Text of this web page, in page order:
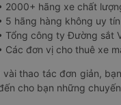
2000+ hãng xe chất
5 hãng hàng không uy
Tổng công ty Đường sắt
Các đơn vị cho thuê xe
vài thao tác đơn giản,
cho bạn những